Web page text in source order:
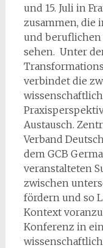
und 15. Juli in
zusammen, die
und beruflichen
sehen. Unter
verbindet die
Austausch.
Verband
dem GCB
veranstalteten
zwischen
fördern und so
Kontext
Konferenz in